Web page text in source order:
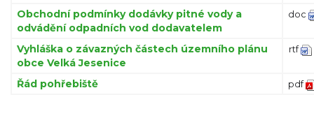
Obchodní podmínky dodávky pitné vody a
odvádění odpadních vod dodavatelem
doc
Vyhláška o závazných částech územního plánu
obce Velká Jesenice
rtf
Řád pohřebiště pdf